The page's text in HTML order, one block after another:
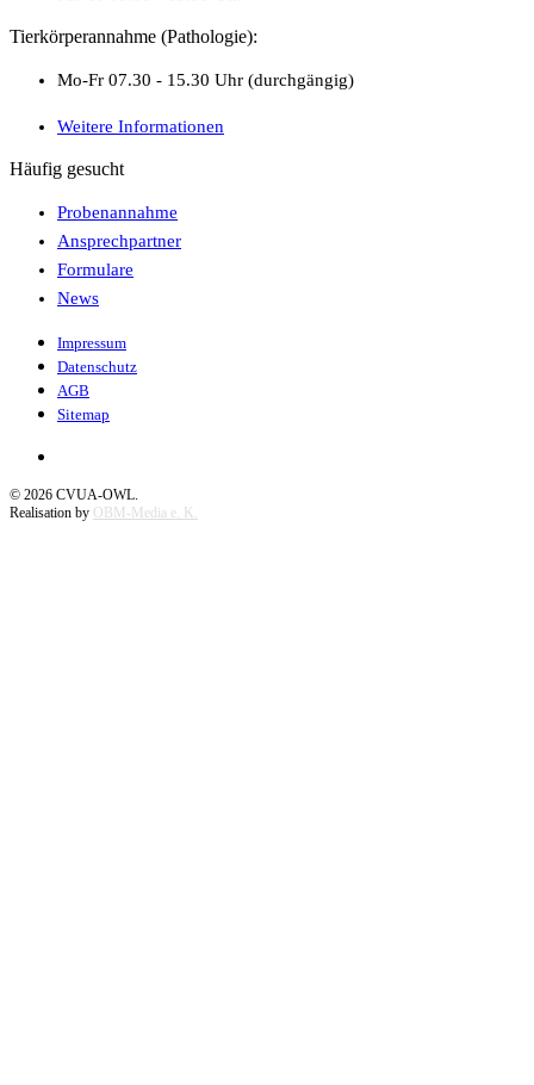
Tierkörperannahme (Pathologie):
Mo-Fr 07.30 - 15.30 Uhr (durchgängig)
Weitere Informationen
Häufig gesucht
Probenannahme
Ansprechpartner
Formulare
News
Impressum
Datenschutz
AGB
Sitemap
© 2026 CVUA-OWL.
Realisation by OBM-Media e. K.